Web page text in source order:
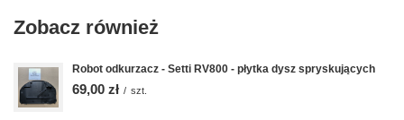
Zobacz również
Robot odkurzacz - Setti RV800 - płytka dysz spryskujących
69,00 zł / szt.